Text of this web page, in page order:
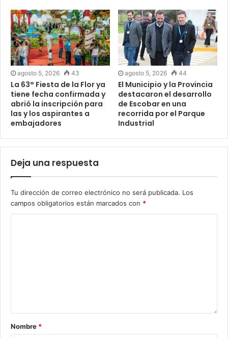
agosto 5, 2026 43
La 63° Fiesta de la Flor ya
tiene fecha confirmada y
abrió la inscripción para
las y los aspirantes a
embajadores
agosto 5, 2026 44
El Municipio y la Provincia
destacaron el desarrollo
de Escobar en una
recorrida por el Parque
Industrial
Deja una respuesta
Tu dirección de correo electrónico no será publicada. Los
campos obligatorios están marcados con *
Nombre *